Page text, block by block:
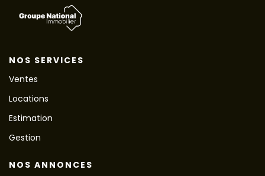
NOS SERVICES
Ventes
Locations
Estimation
Gestion
NOS ANNONCES